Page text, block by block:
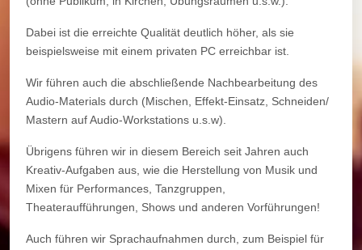
Dabei ist die erreichte Qualität deutlich höher, als sie
beispielsweise mit einem privaten PC erreichbar ist.
Wir führen auch die abschließende Nachbearbeitung des
Audio-Materials durch (Mischen, Effekt-Einsatz, Schneiden/
Mastern auf Audio-Workstations u.s.w).
Übrigens führen wir in diesem Bereich seit Jahren auch
Kreativ-Aufgaben aus, wie die Herstellung von Musik und
Mixen für Performances, Tanzgruppen,
Theateraufführungen, Shows und anderen Vorführungen!
Auch führen wir Sprachaufnahmen durch, zum Beispiel für